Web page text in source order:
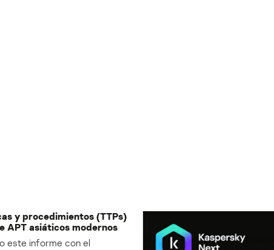
y procedimientos (TTPs)
APT asiáticos modernos
este informe con el